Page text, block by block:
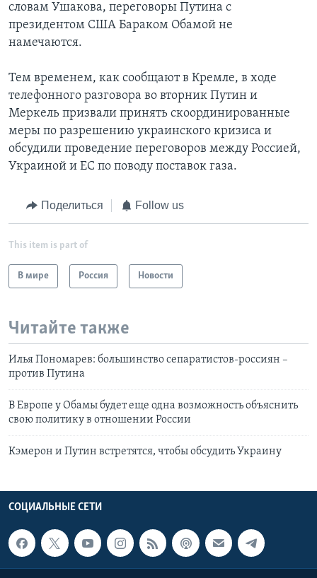
словам Ушакова, переговоры Путина с
президентом США Бараком Обамой не
намечаются.
Тем временем, как сообщают в Кремле, в ходе
телефонного разговора во вторник Путин и
Меркель призвали принять скоординированные
меры по разрешению украинского кризиса и
обсудили проведение переговоров между Россией,
Украиной и ЕС по поводу поставок газа.
Поделиться Follow us
This item is part of
В мире Россия Новости
Читайте также
Илья Пономарев: большинство сепаратистов-россиян –
против Путина
В Европе у Обамы будет еще одна возможность объяснить
свою политику в отношении России
Кэмерон и Путин встретятся, чтобы обсудить Украину
СОЦИАЛЬНЫЕ СЕТИ